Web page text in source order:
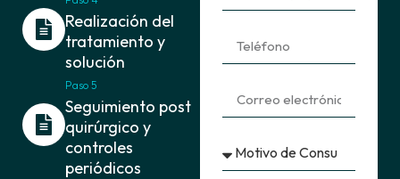
Realización del
tratamiento y
solución
Paso 5
Seguimiento post
quirúrgico y
controles
periódicos